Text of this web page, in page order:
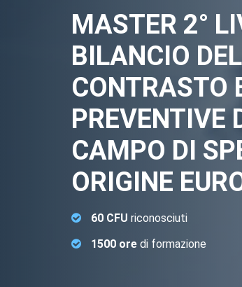
MASTER 2°
BILANCIO
CONTRASTO
PREVENTIVE
CAMPO DI
ORIGINE
60 CFU riconosciuti
1500 ore di formazione